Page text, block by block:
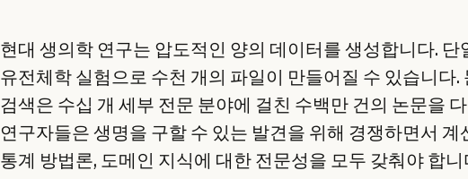
현대 생의학 연구는 압도적인 양의 데이터를 생성합니다. 단
유전체학 실험으로 수천 개의 파일이 만들어질 수 있습니다.
검색은 수십 개 세부 전문 분야에 걸친 수백만 건의 논문을
연구자들은 생명을 구할 수 있는 발견을 위해 경쟁하면서 계
통계 방법론, 도메인 지식에 대한 전문성을 모두 갖춰야 합니